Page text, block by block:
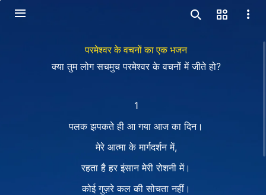
परमेश्वर के वचनों का एक भजन
क्या तुम लोग सचमुच परमेश्वर के वचनों में जीते हो?
1
पलक झपकते ही आ गया आज का दिन।
मेरे आत्मा के मार्गदर्शन में,
रहता है हर इंसान मेरी रोशनी में।
कोई गुज़रे कल की सोचता नहीं।